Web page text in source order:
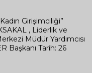
Girişimciliği”
, Liderlik ve
Müdür Yardımcısı
Başkanı Tarih: 26